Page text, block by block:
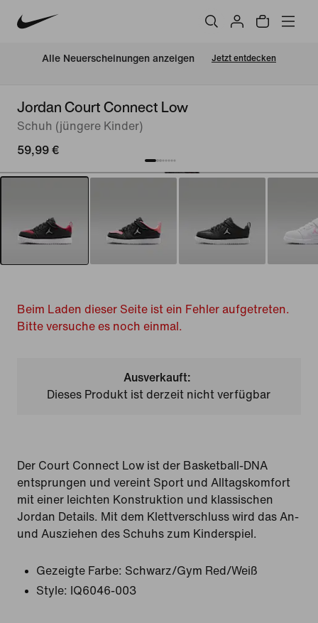
Alle Neuerscheinungen anzeigen Jetzt entdecken
Jordan Court Connect Low
Schuh (jüngere Kinder)
59,99 €
Beim Laden dieser Seite ist ein Fehler aufgetreten.
Bitte versuche es noch einmal.
Ausverkauft:
Dieses Produkt ist derzeit nicht verfügbar
Der Court Connect Low ist der Basketball-DNA
entsprungen und vereint Sport und Alltagskomfort
mit einer leichten Konstruktion und klassischen
Jordan Details. Mit dem Klettverschluss wird das An-
und Ausziehen des Schuhs zum Kinderspiel.
Gezeigte Farbe: Schwarz/Gym Red/Weiß
Style:
IQ6046-003